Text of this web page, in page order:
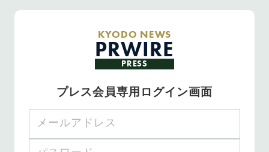
KYODO NEWS
PRWIRE
PRESS
プレス会員専用ログイン画面